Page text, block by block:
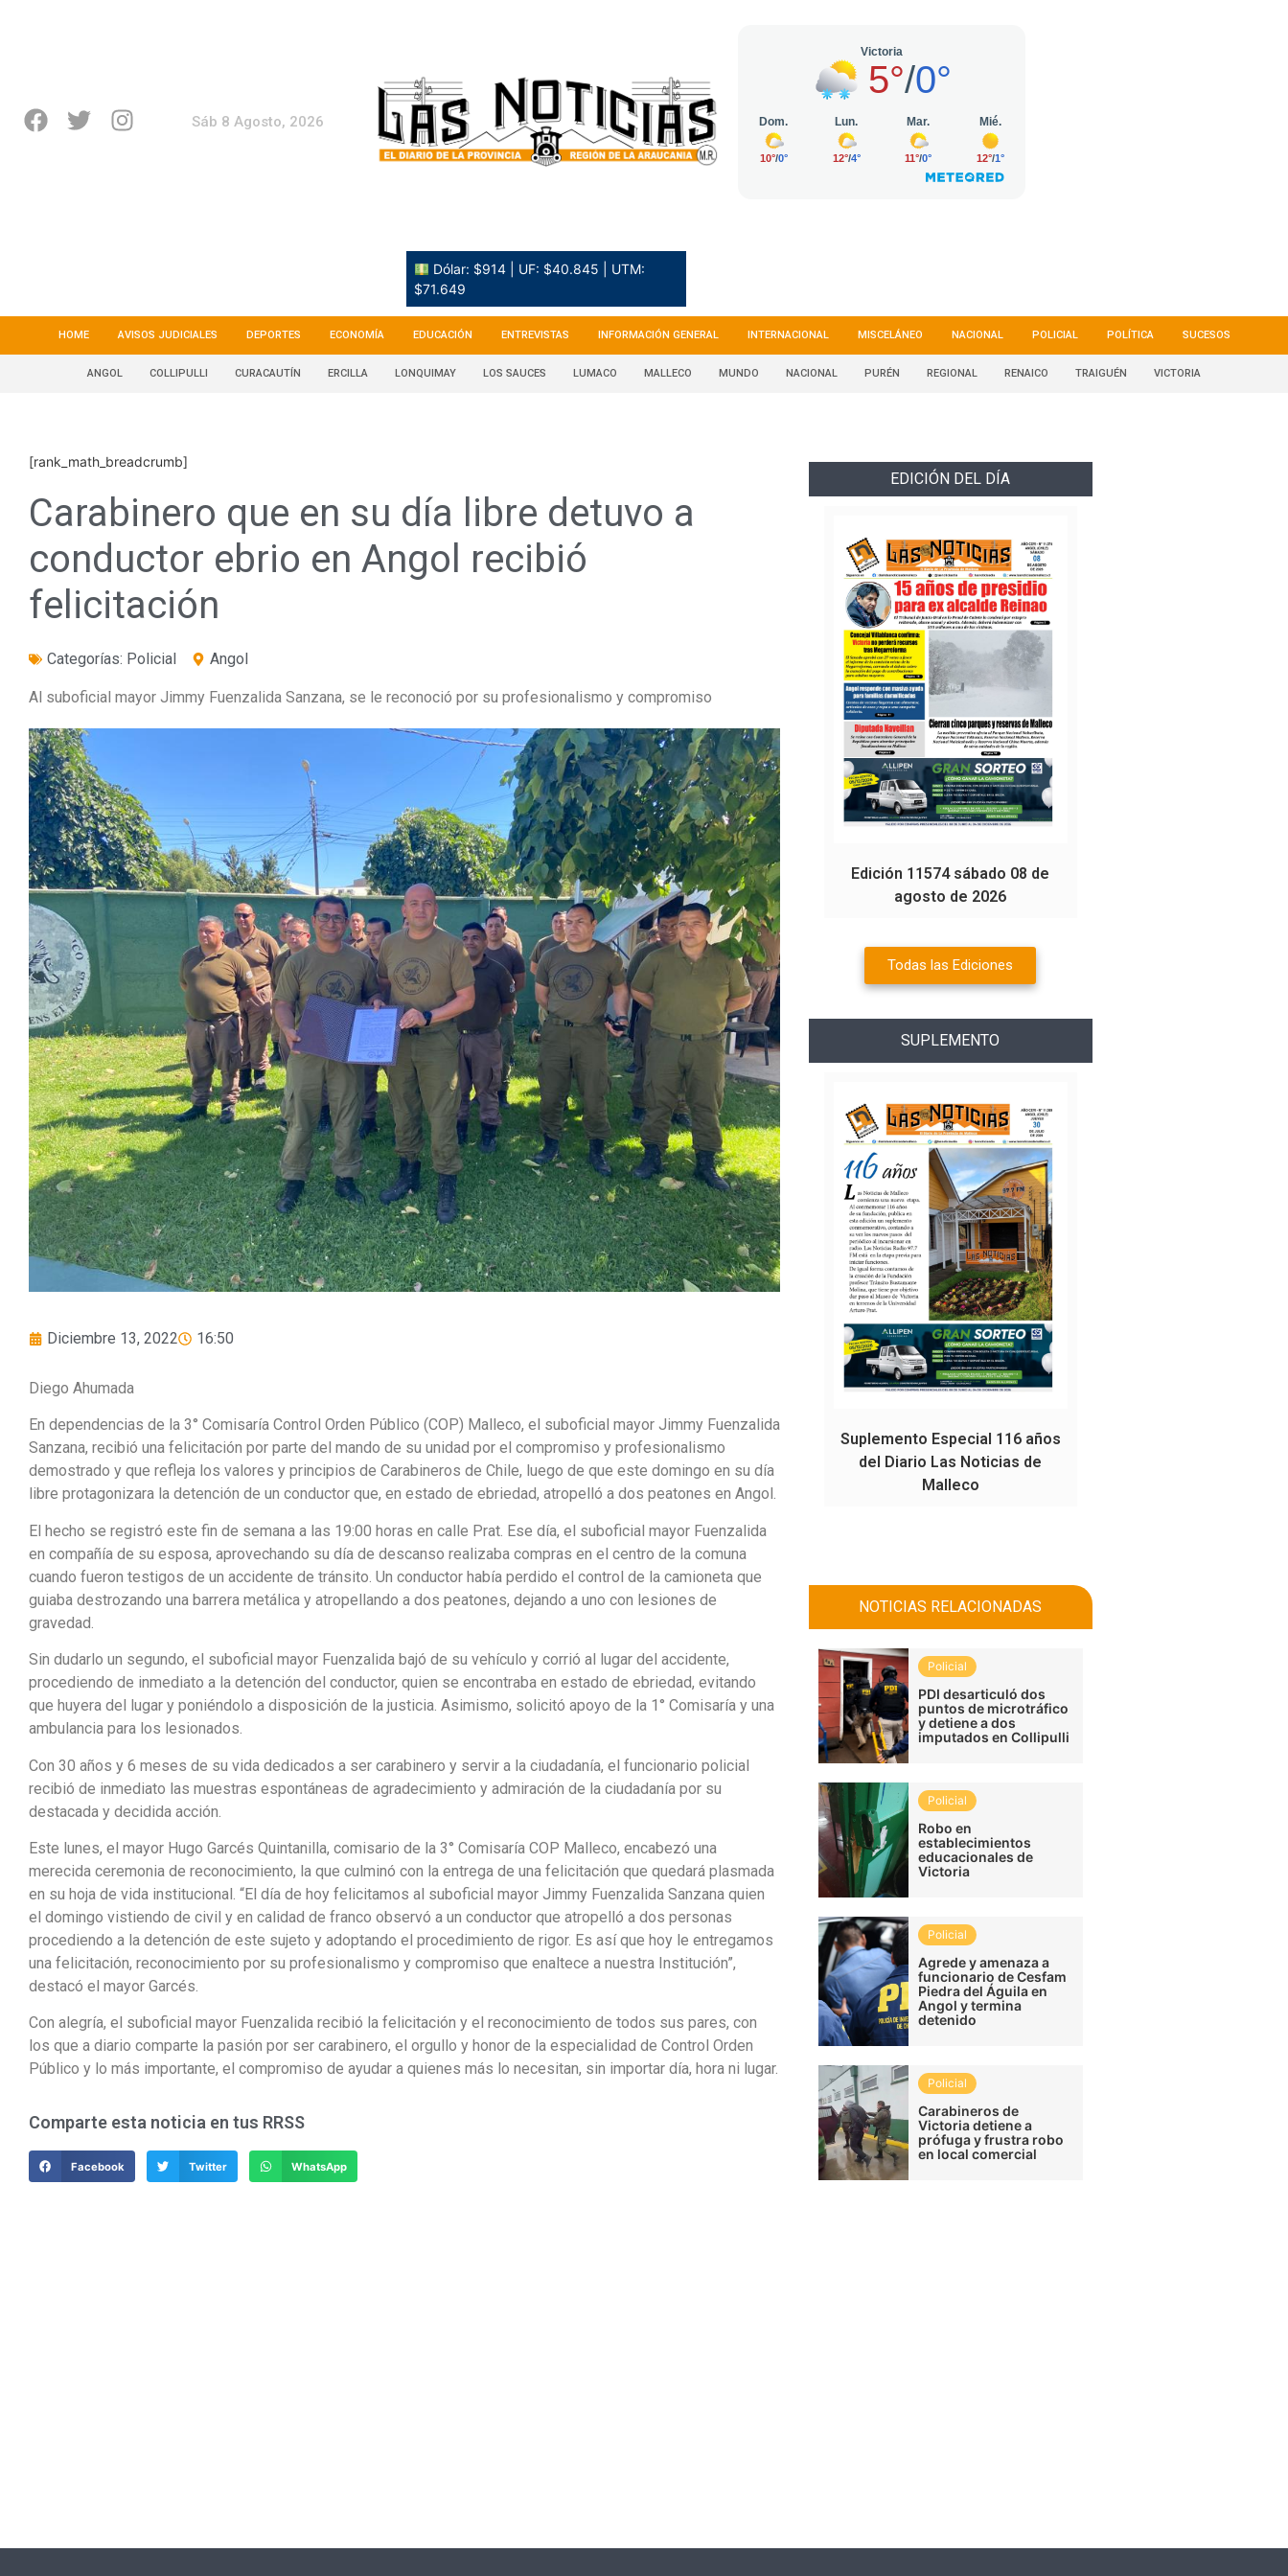
Sáb 8 Agosto, 2026
Dólar: $914 | UF: $40.845 | UTM:
$71.649
HOME AVISOS JUDICIALES DEPORTES ECONOMÍA EDUCACIÓN ENTREVISTAS INFORMACIÓN GENERAL INTERNACIONAL MISCELÁNEO NACIONAL POLICIAL POLÍTICA SUCESOS
ANGOL COLLIPULLI CURACAUTÍN ERCILLA LONQUIMAY LOS SAUCES LUMACO MALLECO MUNDO NACIONAL PURÉN REGIONAL RENAICO TRAIGUÉN VICTORIA
[rank_math_breadcrumb]
Carabinero que en su día libre detuvo a
conductor ebrio en Angol recibió
felicitación
Categorías: Policial Angol
Al suboficial mayor Jimmy Fuenzalida Sanzana, se le reconoció por su profesionalismo y compromiso
Diciembre 13, 2022 16:50
Diego Ahumada
En dependencias de la 3° Comisaría Control Orden Público (COP) Malleco, el suboficial mayor Jimmy Fuenzalida
Sanzana, recibió una felicitación por parte del mando de su unidad por el compromiso y profesionalismo
demostrado y que refleja los valores y principios de Carabineros de Chile, luego de que este domingo en su día
libre protagonizara la detención de un conductor que, en estado de ebriedad, atropelló a dos peatones en Angol.
El hecho se registró este fin de semana a las 19:00 horas en calle Prat. Ese día, el suboficial mayor Fuenzalida
en compañía de su esposa, aprovechando su día de descanso realizaba compras en el centro de la comuna
cuando fueron testigos de un accidente de tránsito. Un conductor había perdido el control de la camioneta que
guiaba destrozando una barrera metálica y atropellando a dos peatones, dejando a uno con lesiones de
gravedad.
Sin dudarlo un segundo, el suboficial mayor Fuenzalida bajó de su vehículo y corrió al lugar del accidente,
procediendo de inmediato a la detención del conductor, quien se encontraba en estado de ebriedad, evitando
que huyera del lugar y poniéndolo a disposición de la justicia. Asimismo, solicitó apoyo de la 1° Comisaría y una
ambulancia para los lesionados.
Con 30 años y 6 meses de su vida dedicados a ser carabinero y servir a la ciudadanía, el funcionario policial
recibió de inmediato las muestras espontáneas de agradecimiento y admiración de la ciudadanía por su
destacada y decidida acción.
Este lunes, el mayor Hugo Garcés Quintanilla, comisario de la 3° Comisaría COP Malleco, encabezó una
merecida ceremonia de reconocimiento, la que culminó con la entrega de una felicitación que quedará plasmada
en su hoja de vida institucional. “El día de hoy felicitamos al suboficial mayor Jimmy Fuenzalida Sanzana quien
el domingo vistiendo de civil y en calidad de franco observó a un conductor que atropelló a dos personas
procediendo a la detención de este sujeto y adoptando el procedimiento de rigor. Es así que hoy le entregamos
una felicitación, reconocimiento por su profesionalismo y compromiso que enaltece a nuestra Institución”,
destacó el mayor Garcés.
Con alegría, el suboficial mayor Fuenzalida recibió la felicitación y el reconocimiento de todos sus pares, con
los que a diario comparte la pasión por ser carabinero, el orgullo y honor de la especialidad de Control Orden
Público y lo más importante, el compromiso de ayudar a quienes más lo necesitan, sin importar día, hora ni lugar.
Comparte esta noticia en tus RRSS
Facebook Twitter WhatsApp
EDICIÓN DEL DÍA
Edición 11574 sábado 08 de
agosto de 2026
Todas las Ediciones
SUPLEMENTO
Suplemento Especial 116 años
del Diario Las Noticias de
Malleco
NOTICIAS RELACIONADAS
Policial
PDI desarticuló dos
puntos de microtráfico
y detiene a dos
imputados en Collipulli
Policial
Robo en
establecimientos
educacionales de
Victoria
Policial
Agrede y amenaza a
funcionario de Cesfam
Piedra del Águila en
Angol y termina
detenido
Policial
Carabineros de
Victoria detiene a
prófuga y frustra robo
en local comercial